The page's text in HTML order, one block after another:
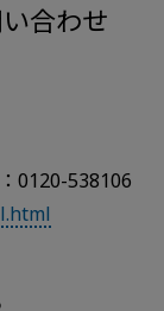
合わせ
0120-538106